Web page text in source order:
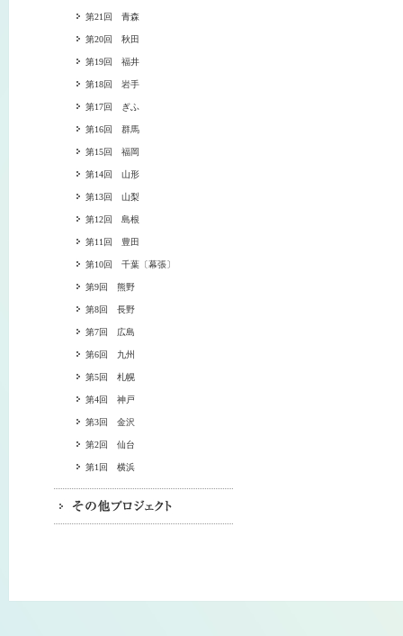
第21回 青森
第20回 秋田
第19回 福井
第18回 岩手
第17回 ぎふ
第16回 群馬
第15回 福岡
第14回 山形
第13回 山梨
第12回 島根
第11回 豊田
第10回 千葉〔幕張〕
第9回 熊野
第8回 長野
第7回 広島
第6回 九州
第5回 札幌
第4回 神戸
第3回 金沢
第2回 仙台
第1回 横浜